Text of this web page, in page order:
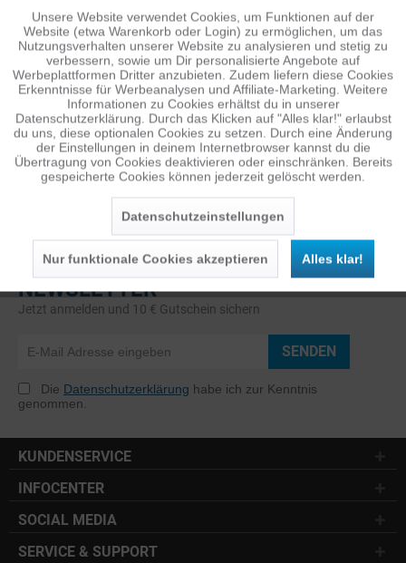
DOMEMARE
NEWSLETTER
Jetzt anmelden und 10 € Gutschein sichern
SENDEN
Die Datenschutzerklärung habe ich zur Kenntnis
genommen.
KUNDENSERVICE
INFOCENTER
SOCIAL MEDIA
SERVICE & SUPPORT
Funktionale Aktiv
Tracking Inaktiv
Personalisierung Inaktiv
Service Inaktiv
Unsere Website verwendet Cookies, um Funktionen auf der
Website (etwa Warenkorb oder Login) zu ermöglichen, um das
Nutzungsverhalten unserer Website zu analysieren und stetig zu
verbessern, sowie um Dir personalisierte Angebote auf
Werbeplattformen Dritter anzubieten. Zudem liefern diese Cookies
Erkenntnisse für Werbeanalysen und Affiliate-Marketing. Weitere
Informationen zu Cookies erhältst du in unserer
Datenschutzerklärung. Durch das Klicken auf "Alles klar!" erlaubst
du uns, diese optionalen Cookies zu setzen. Durch eine Änderung
der Einstellungen in deinem Internetbrowser kannst du die
Übertragung von Cookies deaktivieren oder einschränken. Bereits
gespeicherte Cookies können jederzeit gelöscht werden.
Datenschutzeinstellungen
Nur funktionale Cookies akzeptieren Alles klar!